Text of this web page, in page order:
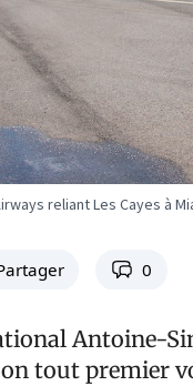
reliant Les Cayes à
0
Antoine-
tout premier